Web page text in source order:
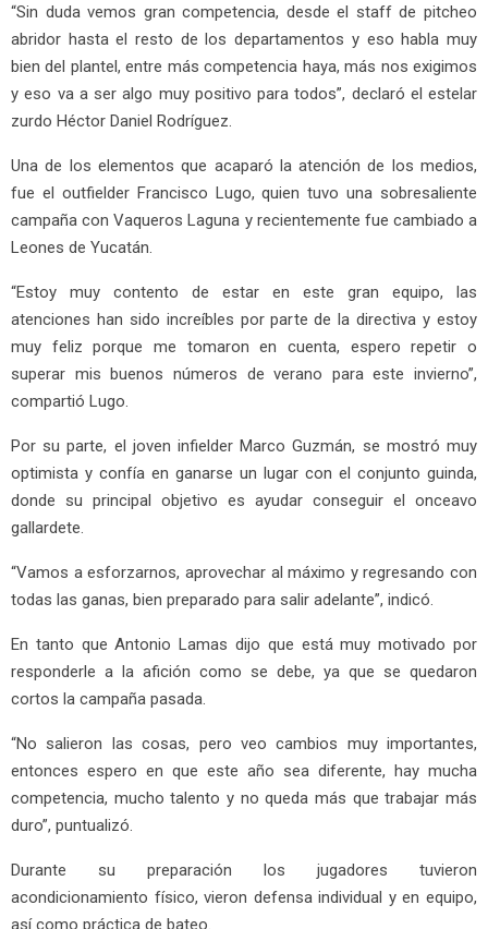
“Sin duda vemos gran competencia, desde el staff de pitcheo
abridor hasta el resto de los departamentos y eso habla muy
bien del plantel, entre más competencia haya, más nos exigimos
y eso va a ser algo muy positivo para todos”, declaró el estelar
zurdo Héctor Daniel Rodríguez.
Una de los elementos que acaparó la atención de los medios,
fue el outfielder Francisco Lugo, quien tuvo una sobresaliente
campaña con Vaqueros Laguna y recientemente fue cambiado a
Leones de Yucatán.
“Estoy muy contento de estar en este gran equipo, las
atenciones han sido increíbles por parte de la directiva y estoy
muy feliz porque me tomaron en cuenta, espero repetir o
superar mis buenos números de verano para este invierno”,
compartió Lugo.
Por su parte, el joven infielder Marco Guzmán, se mostró muy
optimista y confía en ganarse un lugar con el conjunto guinda,
donde su principal objetivo es ayudar conseguir el onceavo
gallardete.
“Vamos a esforzarnos, aprovechar al máximo y regresando con
todas las ganas, bien preparado para salir adelante”, indicó.
En tanto que Antonio Lamas dijo que está muy motivado por
responderle a la afición como se debe, ya que se quedaron
cortos la campaña pasada.
“No salieron las cosas, pero veo cambios muy importantes,
entonces espero en que este año sea diferente, hay mucha
competencia, mucho talento y no queda más que trabajar más
duro”, puntualizó.
Durante su preparación los jugadores tuvieron
acondicionamiento físico, vieron defensa individual y en equipo,
así como práctica de bateo.